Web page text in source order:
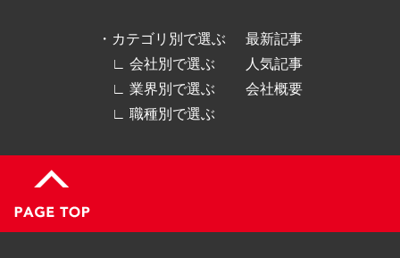
・カテゴリ別で選ぶ
∟ 会社別で選ぶ
∟ 業界別で選ぶ
∟ 職種別で選ぶ
最新記事
人気記事
会社概要